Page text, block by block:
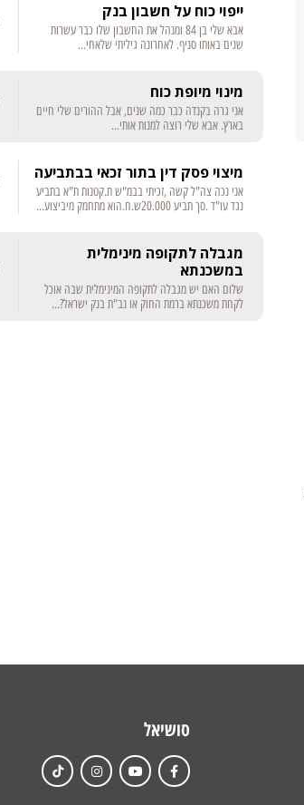
ייפוי כוח על חשבון בנק
אבא שלי בן 84 ומנהל את החשבון שלו כבר עשרות
שנים באותו סניף. לאחרונה גיליתי שלאחי...
מינוי מיופת כוח
אני גרה בקנדה כבר כמה שנים, אבל ההורים שלי חיים
בארץ. אבא שלי רוצה למנות אותי...
מיצוי פסק דין בתור זכאי בבתביעה
אני נכה צה"ל קשה ,זכיתי בבמ"ש ת.קטנות ת"א בתביע
נגד עו"ד .סך תביע 20.000ש.ח.הוא מתחמק מיביצוע...
מגבלה לתקופה מינימלית
במשכנתא
שלום האם יש מגבלה לתקופה המינימלית שבה אוכל
לקחת משכנתא ברמת החוק או נב"ת בנק ישראל?...
סושיאל